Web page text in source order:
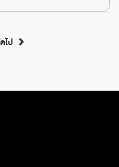
ไป